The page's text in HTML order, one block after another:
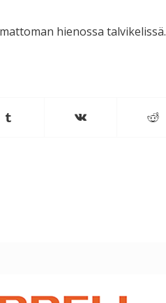
hienossa talvikelissä.